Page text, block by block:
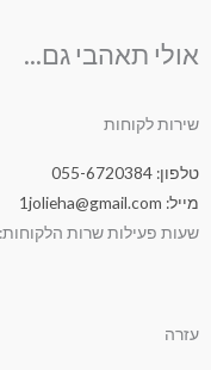
אולי תאהבי גם...
שירות לקוחות
טלפון: 055-6720384
מייל: 1jolieha@gmail.com
שעות פעילות שרות הלקוחות: א'-ה'
עזרה